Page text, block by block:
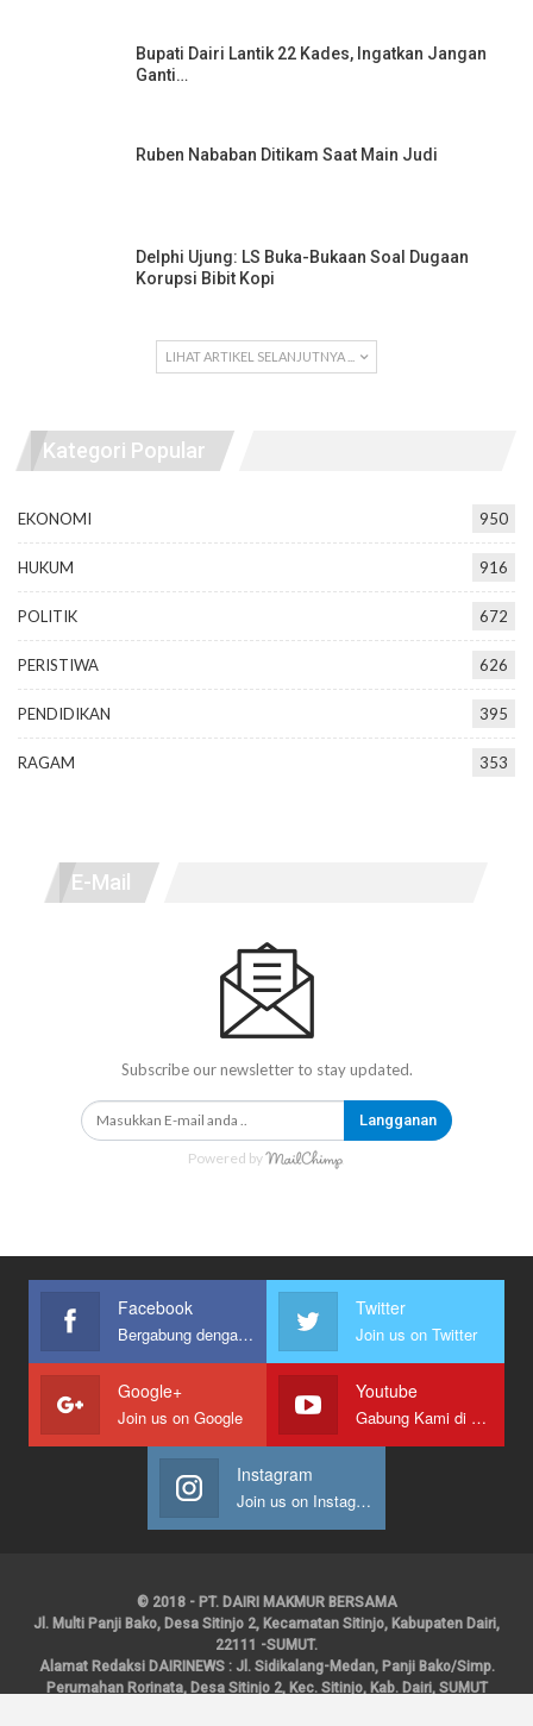
Bupati Dairi Lantik 22 Kades, Ingatkan Jangan
Ganti…
Ruben Nababan Ditikam Saat Main Judi
Delphi Ujung: LS Buka-Bukaan Soal Dugaan
Korupsi Bibit Kopi
LIHAT ARTIKEL SELANJUTNYA ...
Kategori Popular
EKONOMI 950
HUKUM 916
POLITIK 672
PERISTIWA 626
PENDIDIKAN 395
RAGAM 353
E-Mail
Subscribe our newsletter to stay updated.
Langganan
Powered by
Facebook
Bergabung dengan kami
Twitter
Join us on Twitter
Google+
Join us on Google
Youtube
Gabung Kami di Youtube
Instagram
Join us on Instagram
© 2018 - PT. DAIRI MAKMUR BERSAMA
Jl. Multi Panji Bako, Desa Sitinjo 2, Kecamatan Sitinjo, Kabupaten Dairi,
22111 -SUMUT.
Alamat Redaksi DAIRINEWS : Jl. Sidikalang-Medan, Panji Bako/Simp.
Perumahan Rorinata, Desa Sitinjo 2, Kec. Sitinjo, Kab. Dairi, SUMUT